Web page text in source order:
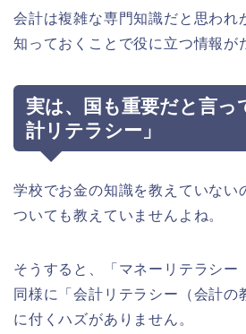
会計は複雑な専門知識だと思われ
知っておくことで役に立つ情報が
実は、国も重要だと言っ
計リテラシー」
学校でお金の知識を教えていない
ついても教えていませんよね。
そうすると、「マネーリテラシー
同様に「会計リテラシー（会計の
に付くハズがありません。